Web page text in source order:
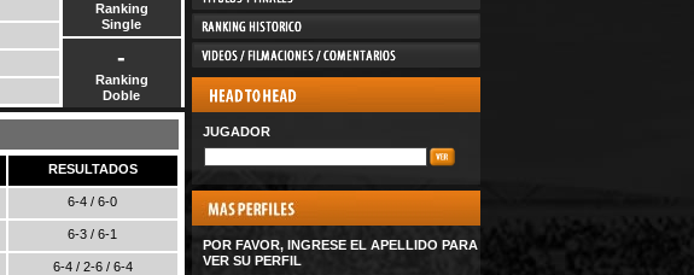
Ranking
Single
-
Ranking
Doble
RESULTADOS
6-4 / 6-0
6-3 / 6-1
6-4 / 2-6 / 6-4
JUGADOR
POR FAVOR, INGRESE EL APELLIDO PARA
VER SU PERFIL